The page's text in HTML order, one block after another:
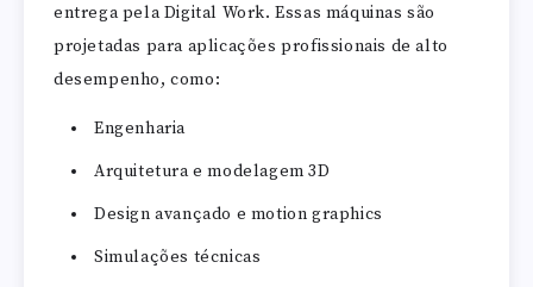
entrega pela Digital Work. Essas máquinas são
projetadas para aplicações profissionais de alto
desempenho, como:
Engenharia
Arquitetura e modelagem 3D
Design avançado e motion graphics
Simulações técnicas